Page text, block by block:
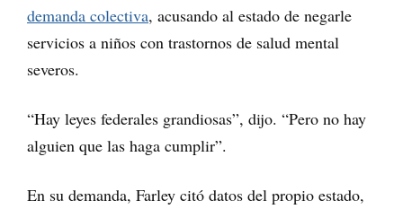
demanda colectiva, acusando al estado de negarle
servicios a niños con trastornos de salud mental
severos.
“Hay leyes federales grandiosas”, dijo. “Pero no hay
alguien que las haga cumplir”.
En su demanda, Farley citó datos del propio estado,